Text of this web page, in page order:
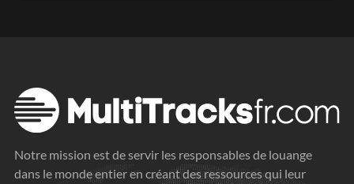
Notre mission est de servir les responsables de louange
dans le monde entier en créant des ressources qui leur